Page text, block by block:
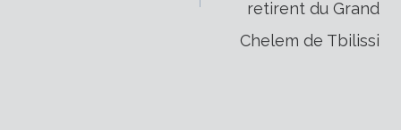
retirent du Grand
Chelem de Tbilissi